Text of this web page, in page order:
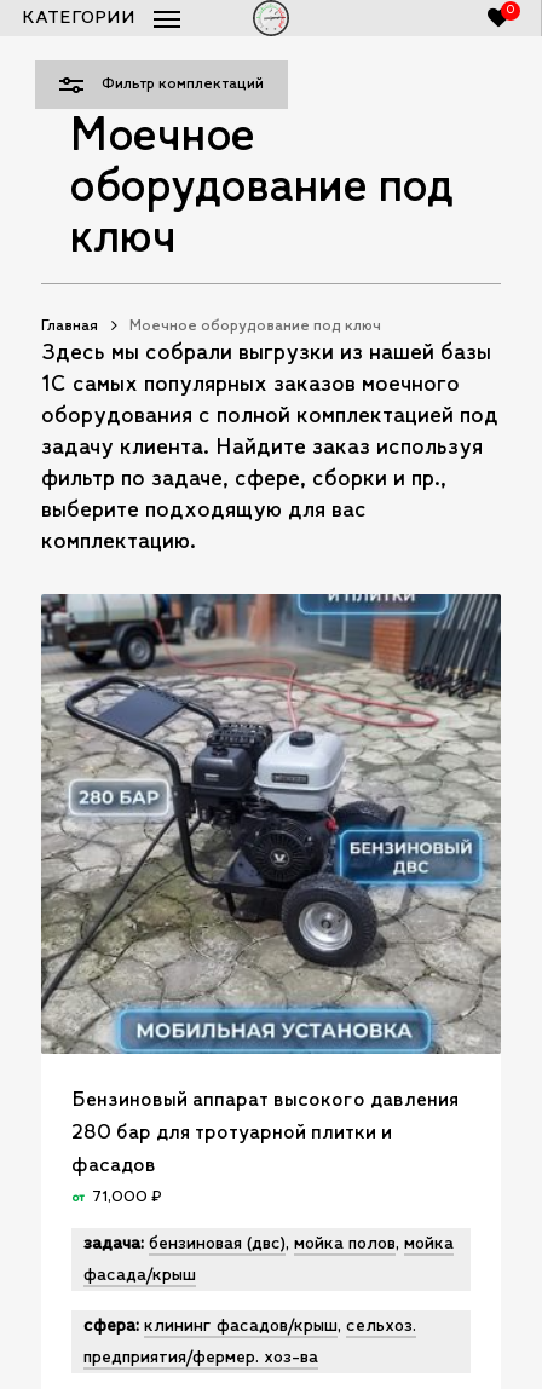
Skip
content
0
КАТЕГОРИИ
Список заказов 250bar.ru
Моечное
оборудование под
ключ
Главная Моечное оборудование под ключ
Фильтр комплектаций
Здесь мы собрали выгрузки из нашей базы
1С самых популярных заказов моечного
оборудования с полной комплектацией под
задачу клиента. Найдите заказ используя
фильтр по задаче, сфере, сборки и пр.,
выберите подходящую для вас
комплектацию.
Бензиновый аппарат высокого давления
280 бар для тротуарной плитки и
фасадов
от 71,000 ₽
задача: бензиновая (двс), мойка полов, мойка
фасада/крыш
сфера: клининг фасадов/крыш, сельхоз.
предприятия/фермер. хоз-ва